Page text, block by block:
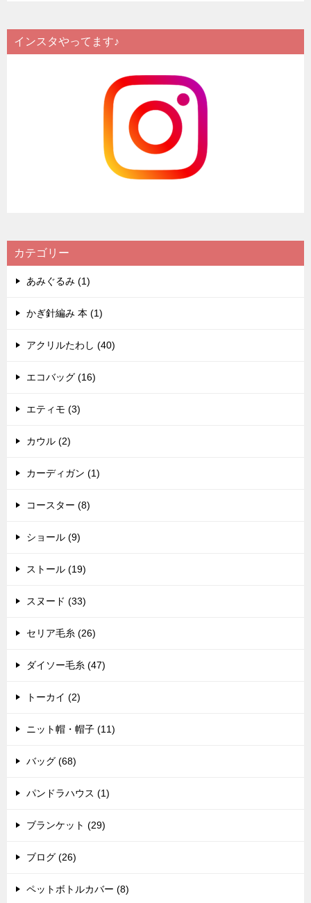
インスタやってます♪
カテゴリー
あみぐるみ (1)
かぎ針編み 本 (1)
アクリルたわし (40)
エコバッグ (16)
エティモ (3)
カウル (2)
カーディガン (1)
コースター (8)
ショール (9)
ストール (19)
スヌード (33)
セリア毛糸 (26)
ダイソー毛糸 (47)
トーカイ (2)
ニット帽・帽子 (11)
バッグ (68)
パンドラハウス (1)
ブランケット (29)
ブログ (26)
ペットボトルカバー (8)